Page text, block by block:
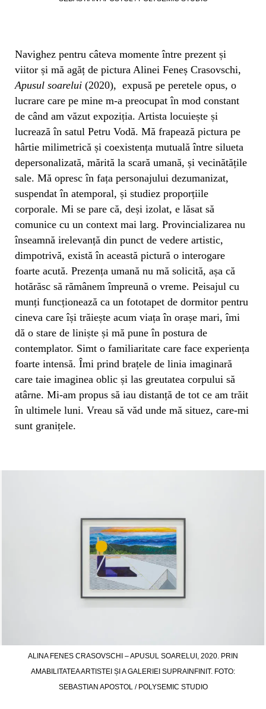
Navighez pentru câteva momente între prezent și
viitor și mă agăț de pictura Alinei Feneș Crasovschi,
Apusul soarelui (2020), expusă pe peretele opus, o
lucrare care pe mine m-a preocupat în mod constant
de când am văzut expoziția. Artista locuiește și
lucrează în satul Petru Vodă. Mă frapează pictura pe
hârtie milimetrică și coexistența mutuală între silueta
depersonalizată, mărită la scară umană, și vecinătățile
sale. Mă opresc în fața personajului dezumanizat,
suspendat în atemporal, și studiez proporțiile
corporale. Mi se pare că, deși izolat, e lăsat să
comunice cu un context mai larg. Provincializarea nu
înseamnă irelevanță din punct de vedere artistic,
dimpotrivă, există în această pictură o interogare
foarte acută. Prezența umană nu mă solicită, așa că
hotărăsc să rămânem împreună o vreme. Peisajul cu
munți funcționează ca un fototapet de dormitor pentru
cineva care își trăiește acum viața în orașe mari, îmi
dă o stare de liniște și mă pune în postura de
contemplator. Simt o familiaritate care face experiența
foarte intensă. Îmi prind brațele de linia imaginară
care taie imaginea oblic și las greutatea corpului să
atârne. Mi-am propus să iau distanță de tot ce am trăit
în ultimele luni. Vreau să văd unde mă situez, care-mi
sunt granițele.
ALINA FENES CRASOVSCHI – APUSUL SOARELUI, 2020. PRIN
AMABILITATEA ARTISTEI ȘI A GALERIEI SUPRAINFINIT. FOTO:
SEBASTIAN APOSTOL / POLYSEMIC STUDIO